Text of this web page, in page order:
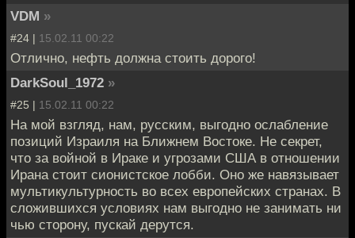
VDM »
#24 | 15.02.11 00:22
Отлично, нефть должна стоить дорого!
DarkSoul_1972 »
#25 | 15.02.11 00:22
На мой взгляд, нам, русским, выгодно ослабление
позиций Израиля на Ближнем Востоке. Не секрет,
что за войной в Ираке и угрозами США в отношении
Ирана стоит сионистское лобби. Оно же навязывает
мультикультурность во всех европейских странах. В
сложившихся условиях нам выгодно не занимать ни
чью сторону, пускай дерутся.